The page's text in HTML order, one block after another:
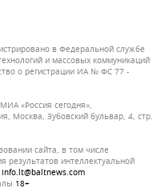
в Федеральной службе
и массовых коммуникаций
о регистрации ИА № ФС 77 -
«Россия сегодня»,
Москва, Зубовский бульвар, 4, стр.
сайта, в том числе
интеллектуальной
info.lt@baltnews.com
18+